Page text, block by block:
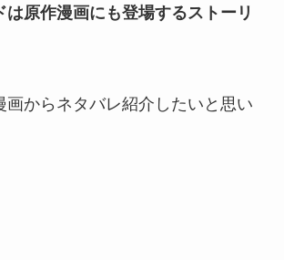
は原作漫画にも登場するストーリ
画からネタバレ紹介したいと思い